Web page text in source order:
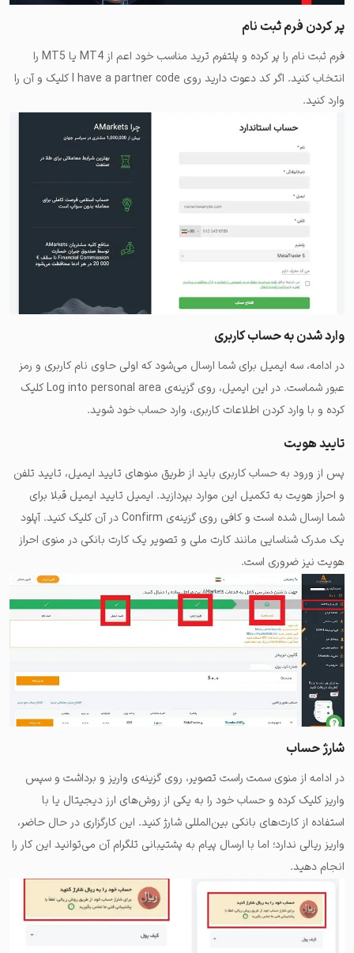
پر کردن فرم ثبت نام
فرم ثبت نام را پر کرده و پلتفرم ترید مناسب خود اعم از MT4 یا MT5 را
انتخاب کنید. اگر کد دعوت دارید روی I have a partner code کلیک و آن را
وارد کنید.
وارد شدن به حساب کاربری
در ادامه، سه ایمیل برای شما ارسال می‌شود که اولی حاوی نام کاربری و رمز
عبور شماست. در این ایمیل، روی گزینه‌ی Log into personal area کلیک
کرده و با وارد کردن اطلاعات کاربری، وارد حساب خود شوید.
تایید هویت
پس از ورود به حساب کاربری باید از طریق منوهای تایید ‌ایمیل، تایید تلفن
و احراز هویت به تکمیل این موارد بپردازید. ایمیل تایید ایمیل قبلا برای
شما ارسال شده است و کافی روی گزینه‌ی Confirm در آن کلیک کنید. آپلود
یک مدرک شناسایی مانند کارت ملی و تصویر یک کارت بانکی در منوی احراز
هویت نیز ضروری است.
شارژ حساب
در ادامه از منوی سمت راست تصویر، روی گزینه‌ی واریز و برداشت و سپس
واریز کلیک کرده و حساب خود را به یکی از روش‌های ارز دیجیتال یا با
استفاده از کارت‌های بانکی بین‌المللی شارژ کنید. این کارگزاری در حال حاضر،
واریز ریالی ندارد؛ اما با ارسال پیام به پشتیبانی تلگرام آن می‌توانید این کار را
انجام دهید.